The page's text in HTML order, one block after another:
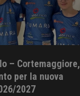
– Cortemaggiore,
per la nuova
2027